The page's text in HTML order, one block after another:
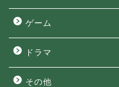
ゲーム
ドラマ
その他